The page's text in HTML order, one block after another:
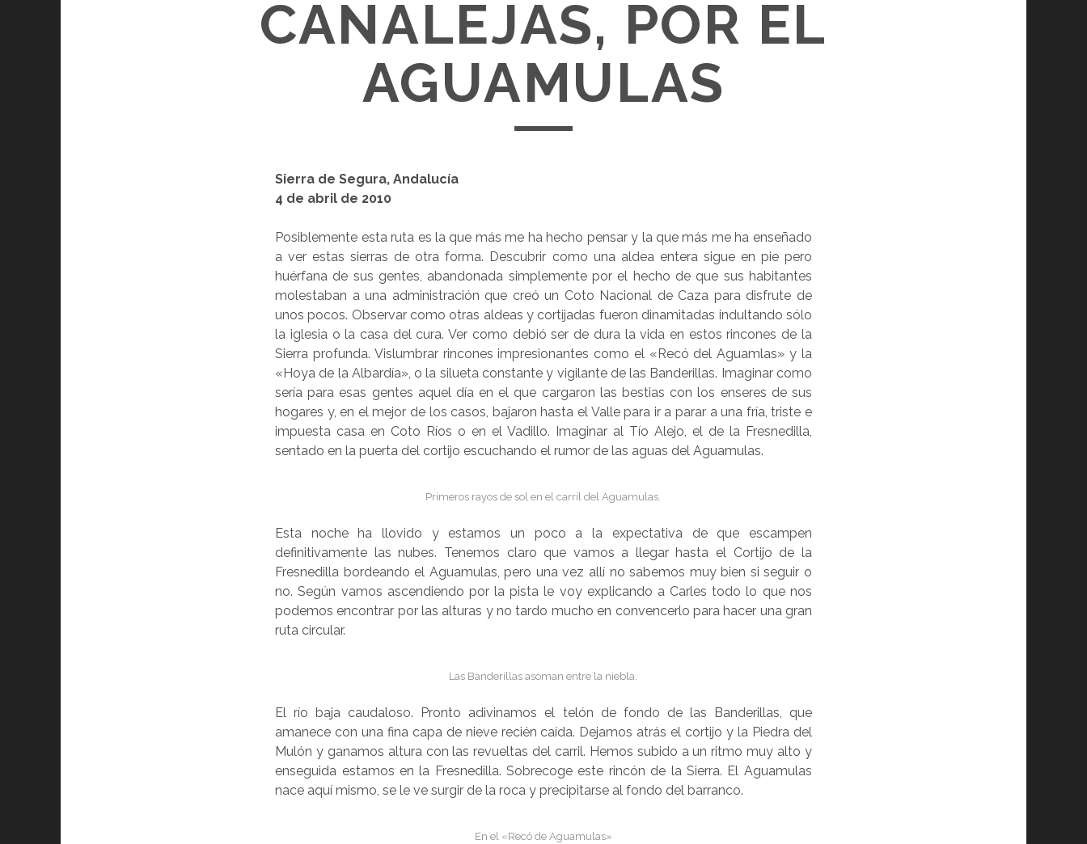
CANALEJAS, POR EL
AGUAMULAS
Sierra de Segura, Andalucía
4 de abril de 2010
Posiblemente esta ruta es la que más me ha hecho pensar y la que más me ha enseñado
a ver estas sierras de otra forma. Descubrir como una aldea entera sigue en pie pero
huérfana de sus gentes, abandonada simplemente por el hecho de que sus habitantes
molestaban a una administración que creó un Coto Nacional de Caza para disfrute de
unos pocos. Observar como otras aldeas y cortijadas fueron dinamitadas indultando sólo
la iglesia o la casa del cura. Ver como debió ser de dura la vida en estos rincones de la
Sierra profunda. Vislumbrar rincones impresionantes como el «Recó del Aguamlas» y la
«Hoya de la Albardía», o la silueta constante y vigilante de las Banderillas. Imaginar como
sería para esas gentes aquel día en el que cargaron las bestias con los enseres de sus
hogares y, en el mejor de los casos, bajaron hasta el Valle para ir a parar a una fría, triste e
impuesta casa en Coto Ríos o en el Vadillo. Imaginar al Tío Alejo, el de la Fresnedilla,
sentado en la puerta del cortijo escuchando el rumor de las aguas del Aguamulas.
Primeros rayos de sol en el carril del Aguamulas.
Esta noche ha llovido y estamos un poco a la expectativa de que escampen
definitivamente las nubes. Tenemos claro que vamos a llegar hasta el Cortijo de la
Fresnedilla bordeando el Aguamulas, pero una vez allí no sabemos muy bien si seguir o
no. Según vamos ascendiendo por la pista le voy explicando a Carles todo lo que nos
podemos encontrar por las alturas y no tardo mucho en convencerlo para hacer una gran
ruta circular.
Las Banderillas asoman entre la niebla.
El río baja caudaloso. Pronto adivinamos el telón de fondo de las Banderillas, que
amanece con una fina capa de nieve recién caída. Dejamos atrás el cortijo y la Piedra del
Mulón y ganamos altura con las revueltas del carril. Hemos subido a un ritmo muy alto y
enseguida estamos en la Fresnedilla. Sobrecoge este rincón de la Sierra. El Aguamulas
nace aquí mismo, se le ve surgir de la roca y precipitarse al fondo del barranco.
En el «Recó de Aguamulas»